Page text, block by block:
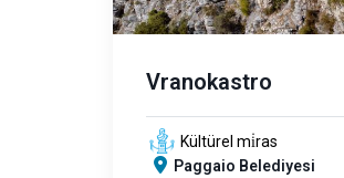
Vranokastro
Kültürel mi̇ras
Paggaio Belediyesi